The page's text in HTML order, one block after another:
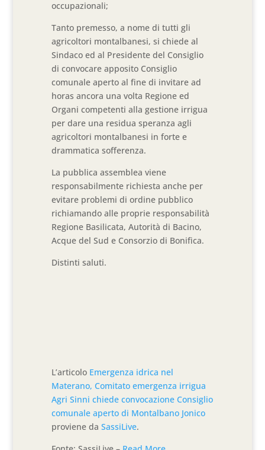
occupazionali;
Tanto premesso, a nome di tutti gli
agricoltori montalbanesi, si chiede al
Sindaco ed al Presidente del Consiglio
di convocare apposito Consiglio
comunale aperto al fine di invitare ad
horas ancora una volta Regione ed
Organi competenti alla gestione irrigua
per dare una residua speranza agli
agricoltori montalbanesi in forte e
drammatica sofferenza.
La pubblica assemblea viene
responsabilmente richiesta anche per
evitare problemi di ordine pubblico
richiamando alle proprie responsabilità
Regione Basilicata, Autorità di Bacino,
Acque del Sud e Consorzio di Bonifica.
Distinti saluti.
L’articolo Emergenza idrica nel
Materano, Comitato emergenza irrigua
Agri Sinni chiede convocazione Consiglio
comunale aperto di Montalbano Jonico
proviene daSassiLive.